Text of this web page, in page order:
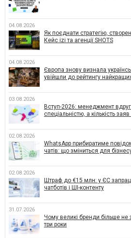
04.08.2026
Як поєднати стратегію,
Кейс izi та агенції SHOTS
04.08.2026
Європа знову визнала
увійшли до рейтингу
03.08.2026
Вступ-2026: менеджмент
спеціальністю, а кількість
02.08.2026
WhatsApp прибиратиме
чатів: що зміниться для
02.08.2026
Штраф до €15 млн: у ЄС
чатботів і ШІ-контенту
31.07.2026
Чому великі бренди більше не
три роки